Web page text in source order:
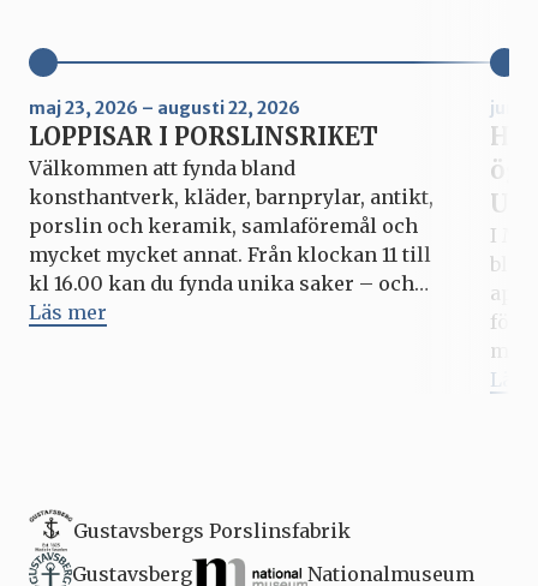
maj 23, 2026 – augusti 22, 2026
LOPPISAR I PORSLINSRIKET
Välkommen att fynda bland
konsthantverk, kläder, barnprylar, antikt,
porslin och keramik, samlaföremål och
mycket mycket annat. Från klockan 11 till
kl 16.00 kan du fynda unika saker – och
kanske göra ett bra klipp? Hela
Läs mer
juni
I
Läs
Gustavsbergs Porslinsfabrik
Gustavsberg
Nationalmuseum